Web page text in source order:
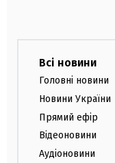
Всі новини
Головні новини
Новини України
Прямий ефір
Відеоновини
Аудіоновини